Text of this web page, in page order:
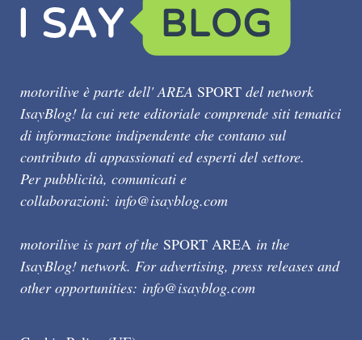
motorilive è parte dell' AREA SPORT del network
IsayBlog! la cui rete editoriale comprende siti tematici
di informazione indipendente che contano sul
contributo di appassionati ed esperti del settore.
Per pubblicità, comunicati e
collaborazioni: info@isayblog.com
motorilive is part of the SPORT AREA in the
IsayBlog! network. For advertising, press releases and
other opportunities: info@isayblog.com